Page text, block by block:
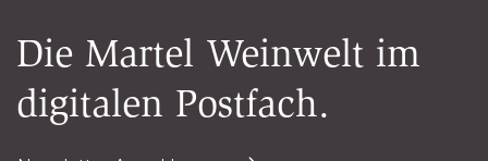
Die Martel Weinwelt im
digitalen Postfach.